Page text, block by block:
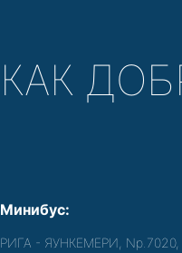
КАК
Минибус:
РИГА - ЯУНКЕМЕРИ, Nр.7020,